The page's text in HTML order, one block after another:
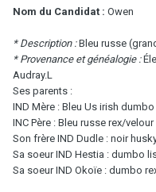
Nom du Candidat : Owen
* Description :Bleu russe
* Provenance et généalogie :
Audray.L
Ses parents :
IND Mère : Bleu Us irish
INC Père : Bleu russe rex/
Son frère IND Dudle : noir
Sa soeur IND Hestia : dumbo
Sa soeur IND Okoïe : dumbo